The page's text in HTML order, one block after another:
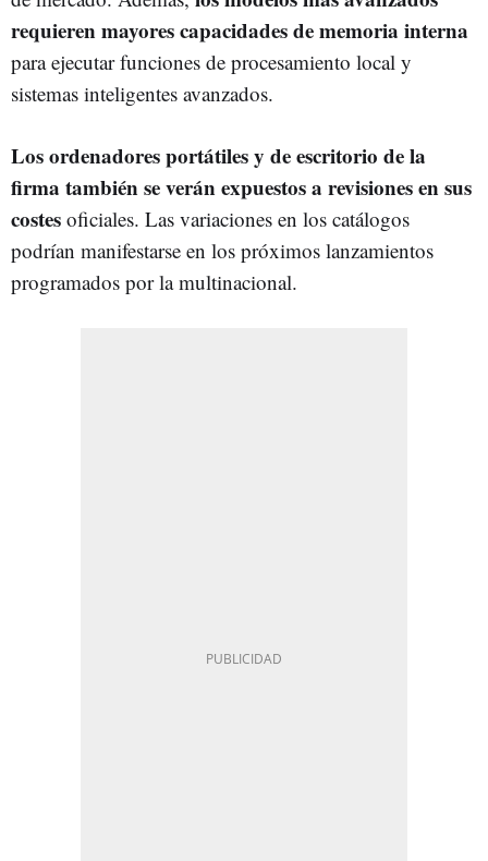
requieren mayores capacidades de memoria interna
para ejecutar funciones de procesamiento local y
sistemas inteligentes avanzados.
Los ordenadores portátiles y de escritorio de la
firma también se verán expuestos a revisiones en sus
costes oficiales. Las variaciones en los catálogos
podrían manifestarse en los próximos lanzamientos
programados por la multinacional.